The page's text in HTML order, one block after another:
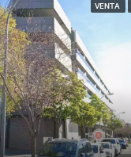
VENTA